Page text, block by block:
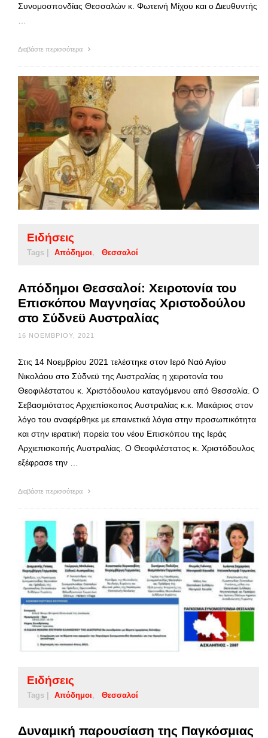
Συνομοσπονδίας Θεσσαλών κ. Φωτεινή Μίχου και ο Διευθυντής
Διαβάστε περισσότερα
Ειδήσεις
Tags | Απόδημοι Θεσσαλοί
Απόδημοι Θεσσαλοί: Χειροτονία του
Επισκόπου Μαγνησίας Χριστοδούλου
στο Σύδνεϋ Αυστραλίας
16 ΝΟΕΜΒΡΊΟΥ, 2021
Στις 14 Νοεμβρίου 2021 τελέστηκε στον Ιερό Ναό Αγίου
Νικολάου στο Σύδνεϋ της Αυστραλίας η χειροτονία του
Θεοφιλέστατου κ. Χριστόδουλου καταγόμενου από Θεσσαλία. Ο
Σεβασμιότατος Αρχιεπίσκοπος Αυστραλίας κ.κ. Μακάριος στον
λόγο του αναφέρθηκε με επαινετικά λόγια στην προσωπικότητα
και στην ιερατική πορεία του νέου Επισκόπου της Ιεράς
Αρχιεπισκοπής Αυστραλίας. Ο Θεοφιλέστατος κ. Χριστόδουλος
εξέφρασε την …
Διαβάστε περισσότερα
Ειδήσεις
Tags | Απόδημοι Θεσσαλοί
Δυναμική παρουσίαση της Παγκόσμιας